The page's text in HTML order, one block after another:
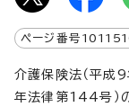
ページ番号
介護保険法（平成
年法律第144号）